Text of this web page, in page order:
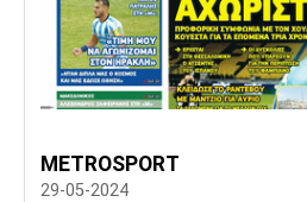
METROSPORT
29-05-2024